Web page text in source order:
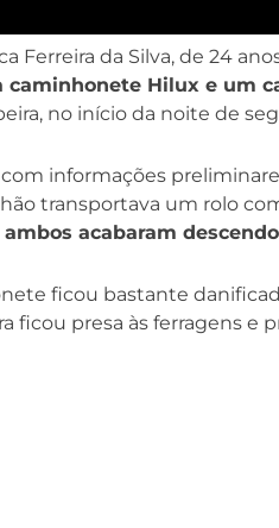
Ferreira da Silva, de 24
caminhonete Hilux e um
no início da noite de
informações
transportava um rolo
acabaram
ficou bastante
ficou presa às ferragens e